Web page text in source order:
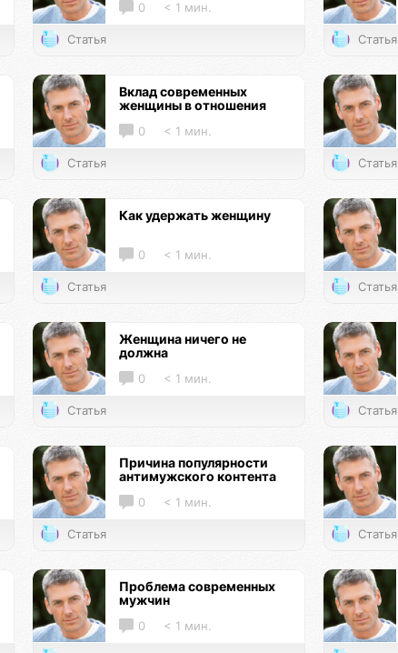
0 < 1 мин.
Статья Статья
Вклад современных
женщины в отношения
0 < 1 мин.
Статья Статья
Как удержать женщину
0 < 1 мин.
Статья Статья
Женщина ничего не
должна
0 < 1 мин.
Статья Статья
Причина популярности
антимужского контента
0 < 1 мин.
Статья Статья
Проблема современных
мужчин
0 < 1 мин.